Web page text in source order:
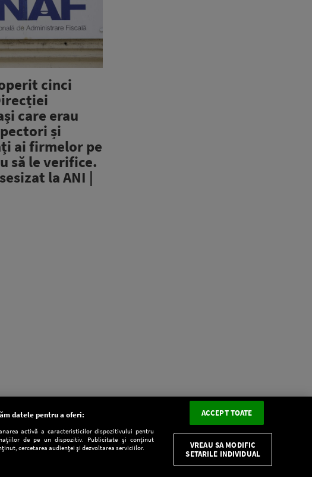
CONFIDENŢIALITATE
cinci
care erau
și
ai firmelor pe
să le verifice.
la ANI |
datele pentru a oferi:
activă a caracteristicilor dispozitivului pentru
de pe un dispozitiv. Publicitate și conținut
cercetarea audienței și dezvoltarea serviciilor.
ACCEPT TOATE
VREAU SA MODIFIC
SETARILE INDIVIDUAL